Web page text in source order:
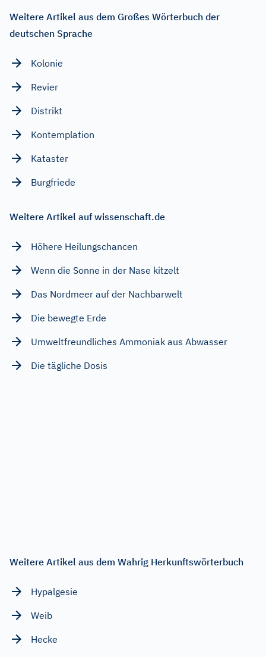
Weitere Artikel aus dem Großes Wörterbuch der
deutschen Sprache
Kolonie
Revier
Distrikt
Kontemplation
Kataster
Burgfriede
Weitere Artikel auf wissenschaft.de
Höhere Heilungschancen
Wenn die Sonne in der Nase kitzelt
Das Nordmeer auf der Nachbarwelt
Die bewegte Erde
Umweltfreundliches Ammoniak aus Abwasser
Die tägliche Dosis
Weitere Artikel aus dem Wahrig Herkunftswörterbuch
Hypalgesie
Weib
Hecke